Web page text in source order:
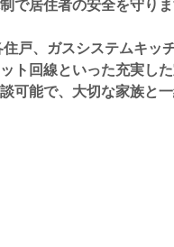
で居住者の安全を守りま
戸、ガスシステムキッ
ト回線といった充実し
能で、大切な家族と